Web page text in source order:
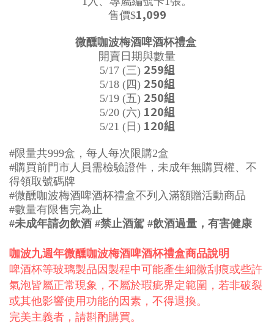
售價$1,099
微醺咖波梅酒啤酒杯禮盒
開賣日期與數量
5/17 (三) 259組
5/18 (四) 250組
5/19 (五) 250組
5/20 (六) 120組
5/21 (日) 120組
#限量共999盒，每人每次限購2盒
#購買前門市人員需檢驗證件，未成年無購買權、不
得領取號碼牌
#微醺咖波梅酒啤酒杯禮盒不列入滿額贈活動商品
#數量有限售完為止
#未成年請勿飲酒 #禁止酒駕 #飲酒過量，有害健康
咖波九週年微醺咖波梅酒啤酒杯禮盒商品說明
啤酒杯等玻璃製品因製程中可能產生細微刮痕或些許
氣泡皆屬正常現象，不屬於瑕疵界定範圍，若非破裂
或其他影響使用功能的因素，不得退換。
完美主義者，請斟酌購買。